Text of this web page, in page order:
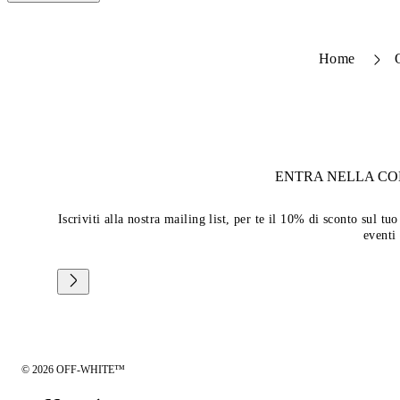
Home
ENTRA NELLA
Iscriviti alla nostra mailing list, per te il 10% di sconto sul
eventi
© 2026 OFF-WHITE™